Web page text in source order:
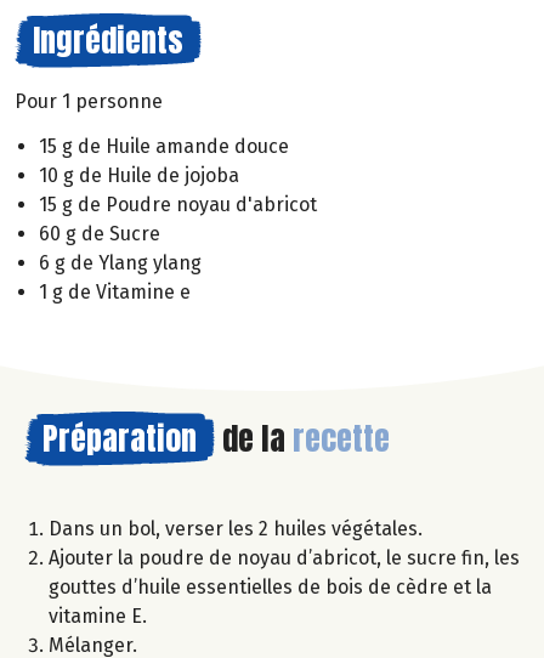
Ingrédients
Pour 1 personne
15 g de Huile amande douce
10 g de Huile de jojoba
15 g de Poudre noyau d'abricot
60 g de Sucre
6 g de Ylang ylang
1 g de Vitamine e
Préparation de la recette
Dans un bol, verser les 2 huiles végétales.
Ajouter la poudre de noyau d’abricot, le sucre fin, les
gouttes d’huile essentielles de bois de cèdre et la
vitamine E.
Mélanger.